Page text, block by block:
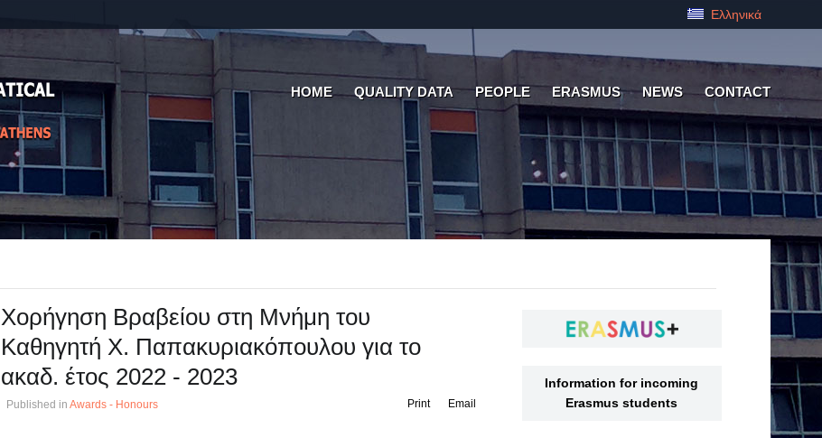
Ελληνικά
HOME QUALITY DATA PEOPLE ERASMUS NEWS CONTACT
Χορήγηση Βραβείου στη Μνήμη του
Καθηγητή Χ. Παπακυριακόπουλου για το
ακαδ. έτος 2022 - 2023
Published in Awards - Honours Email
Print
Information for incoming
Erasmus students